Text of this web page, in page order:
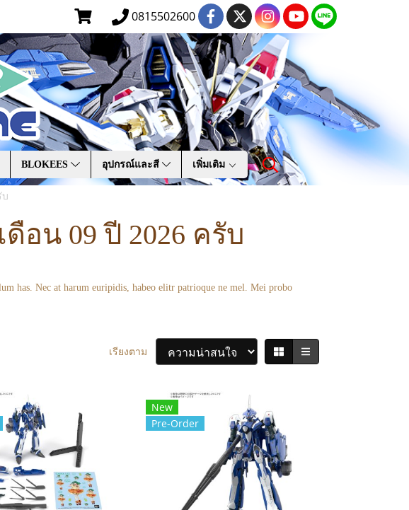
0815502600
BLOKEES อุปกรณ์และสี เพิ่มเติม
บ
อน 09 ปี 2026 ครับ
has. Nec at harum euripidis, habeo elitr patrioque ne mel. Mei probo
เรียงตาม
New
Pre-Order